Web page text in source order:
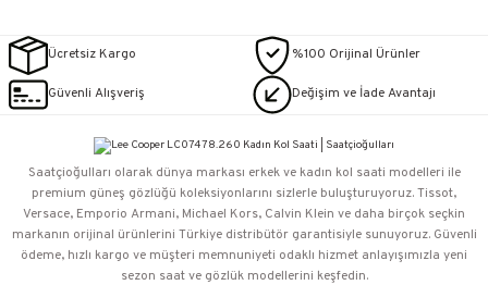
Ücretsiz Kargo %100 Orijinal Ürünler
Güvenli Alışveriş Değişim ve İade Avantajı
Saatçioğulları⁠ olarak dünya markası erkek ve kadın kol saati modelleri ile
premium güneş gözlüğü koleksiyonlarını sizlerle buluşturuyoruz. Tissot,
Versace, Emporio Armani, Michael Kors, Calvin Klein ve daha birçok seçkin
markanın orijinal ürünlerini Türkiye distribütör garantisiyle sunuyoruz. Güvenli
ödeme, hızlı kargo ve müşteri memnuniyeti odaklı hizmet anlayışımızla yeni
sezon saat ve gözlük modellerini keşfedin.